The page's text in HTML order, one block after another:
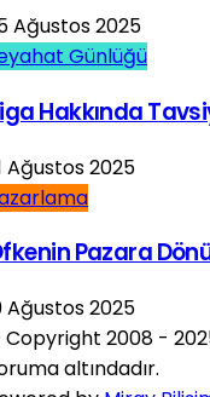
Ağustos 2025
Günlüğü
Hakkında
Ağustos 2025
Pazara
Ağustos 2025
2008 -
altındadır.